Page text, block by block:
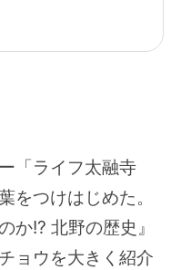
「ライフ太融寺
をつけはじめた。
か!? 北野の歴史』
ョウを大きく紹介